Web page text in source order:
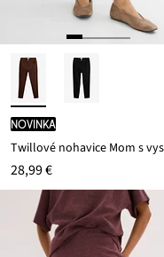
novinka
28,99 €